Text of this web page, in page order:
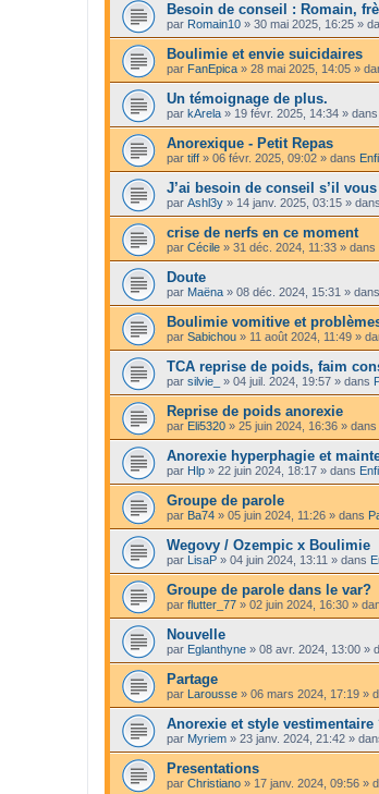
Besoin de conseil : Romain,
par Romain10 » 30 mai 2025, 16:25 »
Boulimie et envie suicidaires
par FanEpica » 28 mai 2025, 14:05 »
Un témoignage de plus.
par kArela » 19 févr. 2025, 14:34 » dans
Anorexique - Petit Repas
par tiff » 06 févr. 2025, 09:02 » dans
J’ai besoin de conseil s’il
par Ashl3y » 14 janv. 2025, 03:15 » dans
crise de nerfs en ce moment
par Cécile » 31 déc. 2024, 11:33 » dans
Doute
par Maëna » 08 déc. 2024, 15:31 » dans
Boulimie vomitive et
par Sabichou » 11 août 2024, 11:49 »
TCA reprise de poids, faim
par silvie_ » 04 juil. 2024, 19:57 » dans
Reprise de poids anorexie
par Eli5320 » 25 juin 2024, 16:36 » dans
Anorexie hyperphagie et
par Hlp » 22 juin 2024, 18:17 » dans
Groupe de parole
par Ba74 » 05 juin 2024, 11:26 » dans
Wegovy / Ozempic x Boulimie
par LisaP » 04 juin 2024, 13:11 » dans
Groupe de parole dans le var?
par flutter_77 » 02 juin 2024, 16:30 »
Nouvelle
par Eglanthyne » 08 avr. 2024, 13:00 »
Partage
par Larousse » 06 mars 2024, 17:19 »
Anorexie et style vestimentaire
par Myriem » 23 janv. 2024, 21:42 »
Presentations
par Christiano » 17 janv. 2024, 09:56 »